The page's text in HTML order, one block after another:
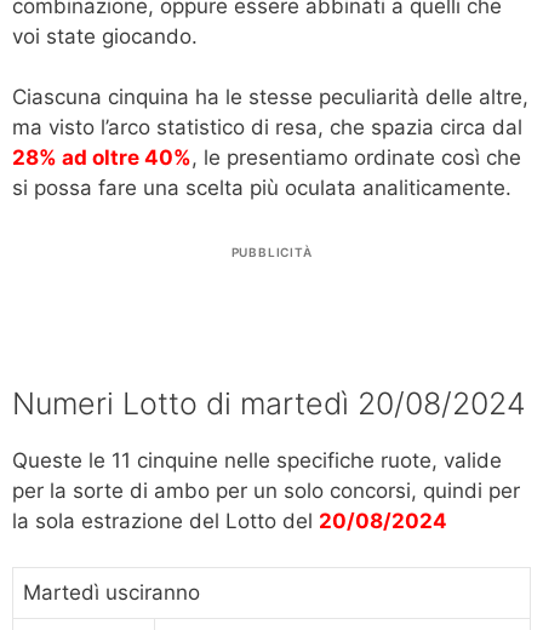
combinazione, oppure essere abbinati a quelli che
voi state giocando.
Ciascuna cinquina ha le stesse peculiarità delle altre,
ma visto l’arco statistico di resa, che spazia circa dal
28% ad oltre 40%, le presentiamo ordinate così che
si possa fare una scelta più oculata analiticamente.
PUBBLICITÀ
Numeri Lotto di martedì 20/08/2024
Queste le 11 cinquine nelle specifiche ruote, valide
per la sorte di ambo per un solo concorsi, quindi per
la sola estrazione del Lotto del 20/08/2024
Martedì usciranno